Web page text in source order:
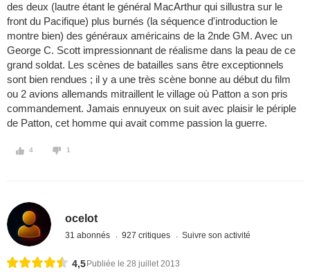
des deux (lautre étant le général MacArthur qui sillustra sur le
front du Pacifique) plus burnés (la séquence d'introduction le
montre bien) des généraux américains de la 2nde GM. Avec un
George C. Scott impressionnant de réalisme dans la peau de ce
grand soldat. Les scènes de batailles sans être exceptionnels
sont bien rendues ; il y a une très scène bonne au début du film
ou 2 avions allemands mitraillent le village où Patton a son pris
commandement. Jamais ennuyeux on suit avec plaisir le périple
de Patton, cet homme qui avait comme passion la guerre.
4 1
ocelot
31 abonnés 927 critiques Suivre son activité
4,5 Publiée le 28 juillet 2013